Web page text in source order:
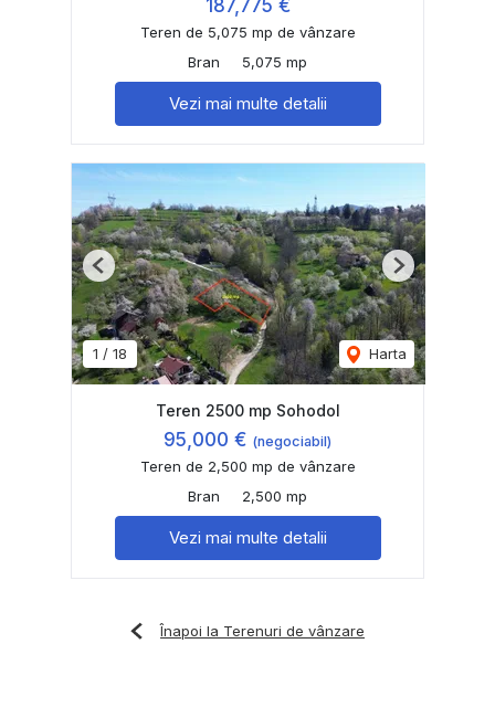
187,775 €
Teren de 5,075 mp de vânzare
Bran
5,075 mp
Vezi mai multe detalii
1 / 18 Harta
Previous Next
Teren 2500 mp Sohodol
95,000 € (negociabil)
Teren de 2,500 mp de vânzare
Bran
2,500 mp
Vezi mai multe detalii
Înapoi la Terenuri de vânzare